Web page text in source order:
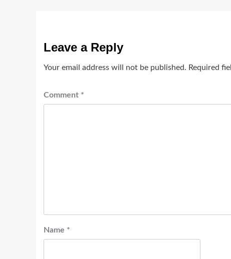
Leave a Reply
Your email address will not be published. Required
Comment *
Name *